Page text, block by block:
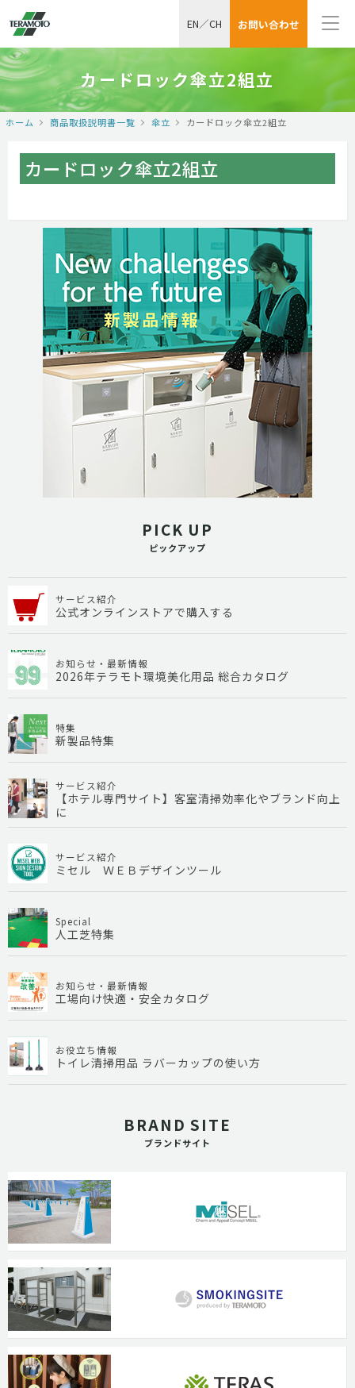
お問い合わせ
EN／CH
カードロック傘立2組立
ホーム 商品取扱説明書一覧 傘立 カードロック傘立2組立
カードロック傘立2組立
PICK UP
ピックアップ
サービス紹介
公式オンラインストアで購入する
お知らせ・最新情報
2026年テラモト環境美化用品 総合カタログ
特集
新製品特集
サービス紹介
【ホテル専門サイト】客室清掃効率化やブランド向上
に
サービス紹介
ミセル ＷＥＢデザインツール
Special
人工芝特集
お知らせ・最新情報
工場向け快適・安全カタログ
お役立ち情報
トイレ清掃用品 ラバーカップの使い方
BRAND SITE
ブランドサイト